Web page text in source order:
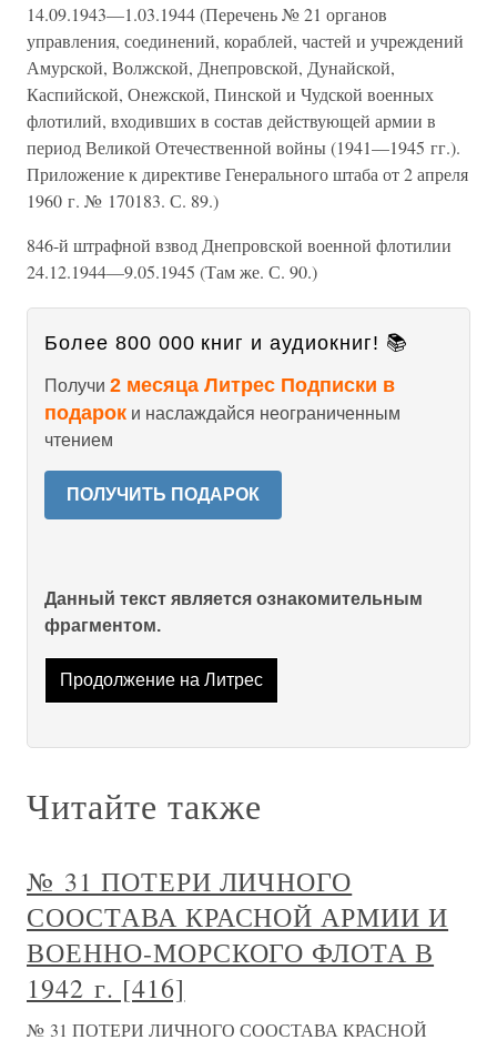
14.09.1943—1.03.1944 (Перечень № 21 органов
управления, соединений, кораблей, частей и учреждений
Амурской, Волжской, Днепровской, Дунайской,
Каспийской, Онежской, Пинской и Чудской военных
флотилий, входивших в состав действующей армии в
период Великой Отечественной войны (1941—1945 гг.).
Приложение к директиве Генерального штаба от 2 апреля
1960 г. № 170183. С. 89.)
846-й штрафной взвод Днепровской военной флотилии
24.12.1944—9.05.1945 (Там же. С. 90.)
Более 800 000 книг и аудиокниг! 📚
Получи 2 месяца Литрес Подписки в
подарок и наслаждайся неограниченным
чтением
ПОЛУЧИТЬ ПОДАРОК
Данный текст является ознакомительным
фрагментом.
Продолжение на Литрес
Читайте также
№ 31 ПОТЕРИ ЛИЧНОГО
СООСТАВА КРАСНОЙ АРМИИ И
ВОЕННО-МОРСКОГО ФЛОТА В
1942 г. [416]
№ 31 ПОТЕРИ ЛИЧНОГО СООСТАВА КРАСНОЙ